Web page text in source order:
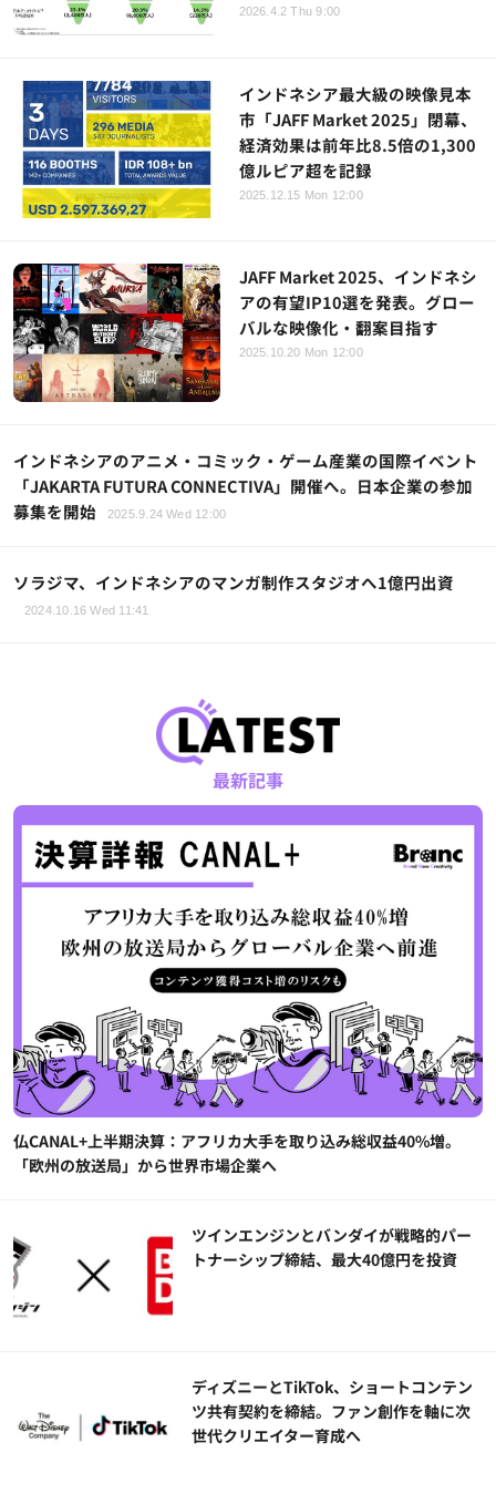
2026.4.2 Thu 9:00
インドネシア最大級の映像見本
市「JAFF Market 2025」閉幕、
経済効果は前年比8.5倍の1,300
億ルピア超を記録
2025.12.15 Mon 12:00
JAFF Market 2025、インドネシ
アの有望IP10選を発表。グロー
バルな映像化・翻案目指す
2025.10.20 Mon 12:00
インドネシアのアニメ・コミック・ゲーム産業の国際イベント
「JAKARTA FUTURA CONNECTIVA」開催へ。日本企業の参加
募集を開始
2025.9.24 Wed 12:00
ソラジマ、インドネシアのマンガ制作スタジオへ1億円出資
2024.10.16 Wed 11:41
最新記事
仏CANAL+上半期決算：アフリカ大手を取り込み総収益40%増。
「欧州の放送局」から世界市場企業へ
ツインエンジンとバンダイが戦略的パー
トナーシップ締結、最大40億円を投資
ディズニーとTikTok、ショートコンテン
ツ共有契約を締結。ファン創作を軸に次
世代クリエイター育成へ